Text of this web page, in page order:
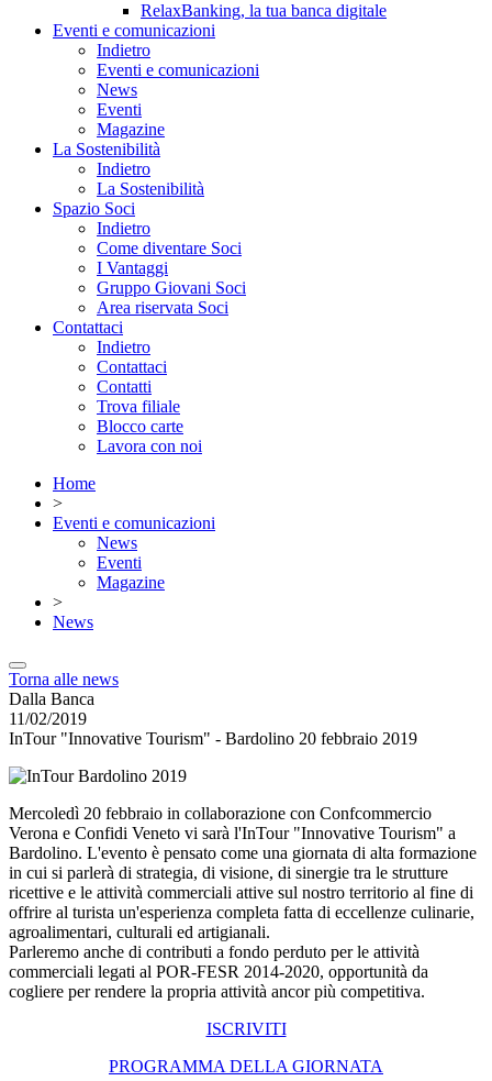
RelaxBanking, la tua banca digitale
Eventi e comunicazioni
Indietro
Eventi e comunicazioni
News
Eventi
Magazine
La Sostenibilità
Indietro
La Sostenibilità
Spazio Soci
Indietro
Come diventare Soci
I Vantaggi
Gruppo Giovani Soci
Area riservata Soci
Contattaci
Indietro
Contattaci
Contatti
Trova filiale
Blocco carte
Lavora con noi
Home
>
Eventi e comunicazioni
News
Eventi
Magazine
>
News
Torna alle news
Dalla Banca
11/02/2019
InTour "Innovative Tourism" - Bardolino 20 febbraio 2019
Mercoledì 20 febbraio in collaborazione con Confcommercio
Verona e Confidi Veneto vi sarà l'InTour "Innovative Tourism" a
Bardolino. L'evento è pensato come una giornata di alta formazione
in cui si parlerà di strategia, di visione, di sinergie tra le strutture
ricettive e le attività commerciali attive sul nostro territorio al fine di
offrire al turista un'esperienza completa fatta di eccellenze culinarie,
agroalimentari, culturali ed artigianali.
Parleremo anche di contributi a fondo perduto per le attività
commerciali legati al POR-FESR 2014-2020, opportunità da
cogliere per rendere la propria attività ancor più competitiva.
ISCRIVITI
PROGRAMMA DELLA GIORNATA